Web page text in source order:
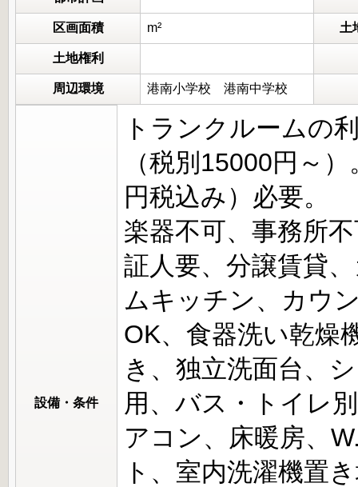
区画面積 m² 土
土地権利
周辺環境 港南小学校 港南中学校
設備・条件
トランクルームの
（税別15000円～
円税込み）必要。
楽器不可、事務所
証人要、分譲賃貸
ムキッチン、カウ
OK、食器洗い乾燥
き、独立洗面台、
用、バス・トイレ
アコン、床暖房、
ト、室内洗濯機置